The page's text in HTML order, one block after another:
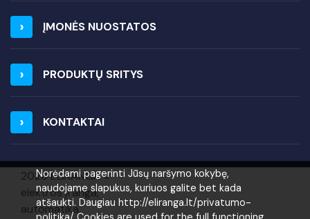
Norėdami pagerinti Jūsų naršymo kokybę,
naudojame slapukus, kuriuos galite bet kada
atšaukti. Daugiau http://eliranga.lt/privatumo-
ĮMONĖS NUOSTATOS
PRODUKTŲ SRITYS
KONTAKTAI
2026 ELIRANGA =
elektros įranga,
automatika,